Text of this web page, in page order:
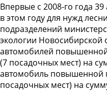
Впервые с 2008-го года
в этом году для нужд
подразделений
экологии Новосибирской
автомобилей
(7 посадочных мест) на
автомобиль повышенной
посадочных мест) на